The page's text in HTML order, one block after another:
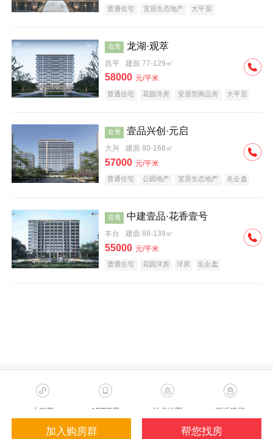
普通住宅 宜居生态地产 大平层
在售 龙湖·观萃
昌平 建面 77-129㎡
58000 元/平米
普通住宅 花园洋房 安居型商品房
大平层
在售 壹品兴创·元启
大兴 建面 80-168㎡
57000 元/平米
普通住宅 公园地产 宜居生态地产 名企盘
在售 中建壹品·花香壹号
丰台 建面 88-139㎡
55000 元/平米
普通住宅 花园洋房 洋房 名企盘
加入购房群 帮您找房
小程序 APP下载 站点地图 投诉建议